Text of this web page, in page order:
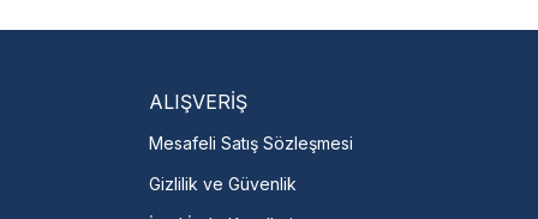
ALIŞVERİŞ
Mesafeli Satış Sözleşmesi
Gizlilik ve Güvenlik